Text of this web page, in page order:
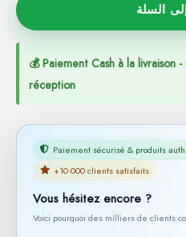
السلة
💰 Paiement Cash à la livraison
réception
Paiement sécurisé & produits
+10 000 clients satisfaits
Vous hésitez encore ?
Voici pourquoi des milliers de clients